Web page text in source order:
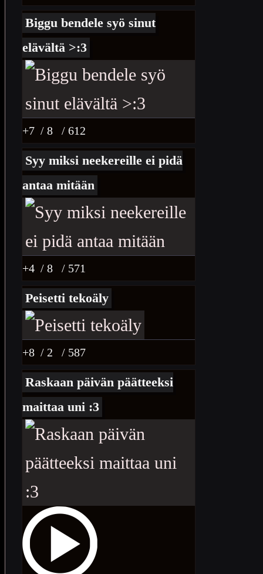
Biggu bendele syö sinut
elävältä >:3
+7 / 8 / 612
Syy miksi neekereille ei pidä
antaa mitään
+4 / 8 / 571
Peisetti tekoäly
+8 / 2 / 587
Raskaan päivän päätteeksi
maittaa uni :3